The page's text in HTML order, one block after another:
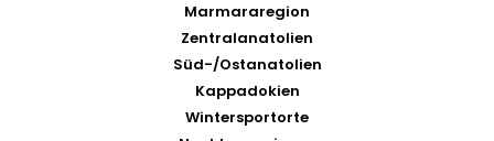
Marmararegion
Zentralanatolien
Süd-/Ostanatolien
Kappadokien
Wintersportorte